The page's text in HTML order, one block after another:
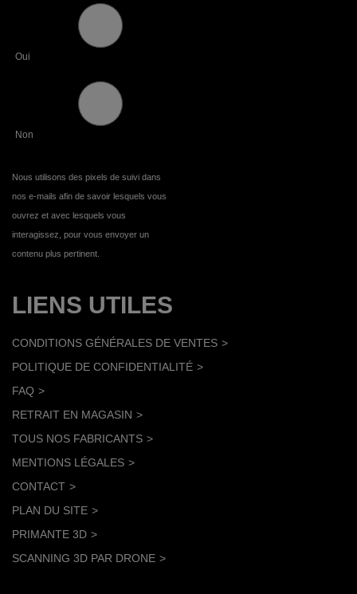
Oui
Non
Nous utilisons des pixels de suivi dans
nos e-mails afin de savoir lesquels vous
ouvrez et avec lesquels vous
interagissez, pour vous envoyer un
contenu plus pertinent.
LIENS UTILES
CONDITIONS GÉNÉRALES DE VENTES
POLITIQUE DE CONFIDENTIALITÉ
FAQ
RETRAIT EN MAGASIN
TOUS NOS FABRICANTS
MENTIONS LÉGALES
CONTACT
PLAN DU SITE
PRIMANTE 3D
SCANNING 3D PAR DRONE